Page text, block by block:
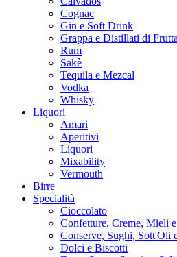
Cognac
Gin e Soft Drink
Grappa e Distillati di Frutta
Rum
Sakè
Tequila e Mezcal
Vodka
Whisky
Liquori
Amari
Aperitivi
Liquori
Mixability
Vermouth
Birre
Specialità
Cioccolato
Confetture, Creme, Mieli
Conserve, Sughi, Sott'Oli
Dolci e Biscotti